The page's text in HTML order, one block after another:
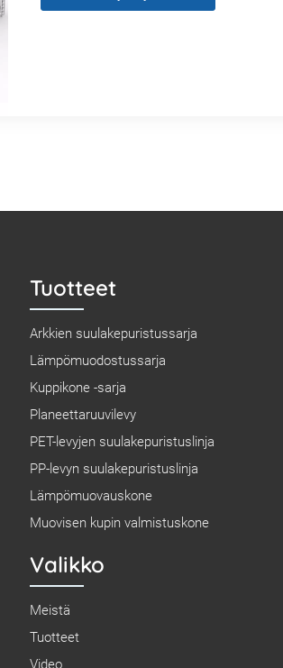
Tuotteet
Arkkien suulakepuristussarja
Lämpömuodostussarja
Kuppikone -sarja
Planeettaruuvilevy
PET-levyjen suulakepuristuslinja
PP-levyn suulakepuristuslinja
Lämpömuovauskone
Muovisen kupin valmistuskone
Valikko
Meistä
Tuotteet
Video